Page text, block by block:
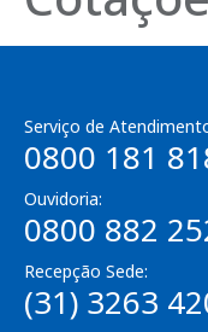
Serviço de
0800 181
Ouvidoria:
0800 882
Recepção Sede:
(31) 3263